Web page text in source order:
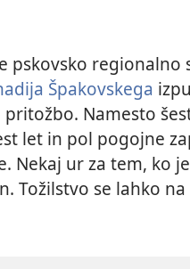
pskovsko regionalno
Špakovskega
Namesto
let in pol pogojne
Nekaj ur za tem, ko
Tožilstvo se lahko